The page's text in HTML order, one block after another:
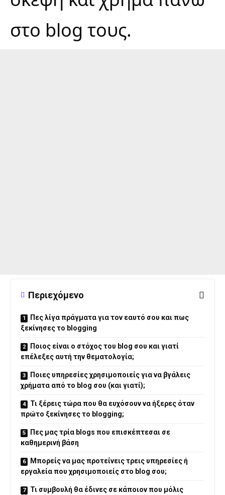
στο blog τους.
Περιεχόμενο
Πες λίγα πράγματα για τον εαυτό σου και πως
ξεκίνησες το blogging
Ποιος είναι ο στόχος του blog σου και γιατί
επέλεξες αυτή την θεματολογία;
Ποιες υπηρεσίες χρησιμοποιείς για να βγάλεις
χρήματα από το blog σου (και γιατί);
Τι ξέρεις τώρα που θα ευχόσουν να ήξερες όταν
πρώτο ξεκίνησες το blogging;
Πες μας τρία blogs που επισκέπτεσαι σε
καθημερινή βάση
Μπορείς να μας προτείνεις τρεις υπηρεσίες ή
εργαλεία που χρησιμοποιείς στο blog σου;
Τι συμβουλή θα έδινες σε κάποιον που μόλις